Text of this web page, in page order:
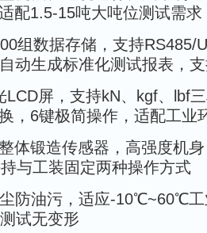
配1.5-15吨大吨位测试需求
组数据存储，支持RS485/
动生成标准化测试报表，
LCD屏，支持kN、kgf、lbf
，6键极简操作，适配工业
体锻造传感器，高强度机
与工装固定两种操作方式
防油污，适应-10℃~60℃
试无变形